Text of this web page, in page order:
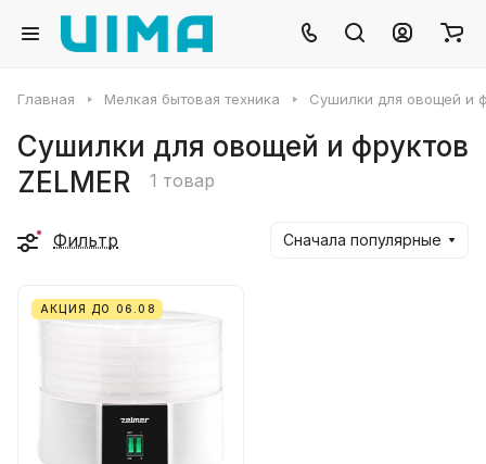
Главная Мелкая бытовая техника Сушилки для овощей и
Сушилки для овощей и фруктов
ZELMER
1 товар
Фильтр Сначала популярные
АКЦИЯ ДО 06.08